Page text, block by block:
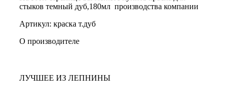
стыков темный дуб,180мл производства компании
Артикул: краска т.дуб
О производителе
ЛУЧШЕЕ ИЗ ЛЕПНИНЫ